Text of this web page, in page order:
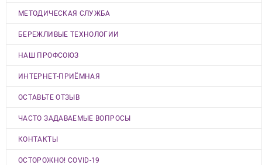
МЕТОДИЧЕСКАЯ СЛУЖБА
БЕРЕЖЛИВЫЕ ТЕХНОЛОГИИ
НАШ ПРОФСОЮЗ
ИНТЕРНЕТ-ПРИЁМНАЯ
ОСТАВЬТЕ ОТЗЫВ
ЧАСТО ЗАДАВАЕМЫЕ ВОПРОСЫ
КОНТАКТЫ
ОСТОРОЖНО! COVID-19